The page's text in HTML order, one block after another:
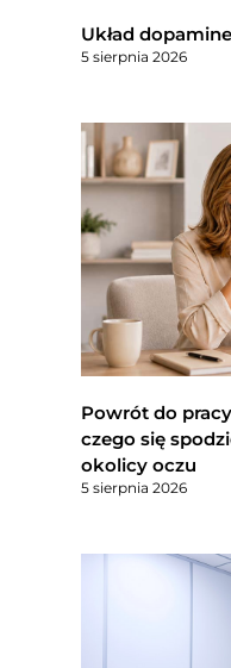
Układ
5 sierpnia 2026
Powrót do
czego się
okolicy oczu
5 sierpnia 2026